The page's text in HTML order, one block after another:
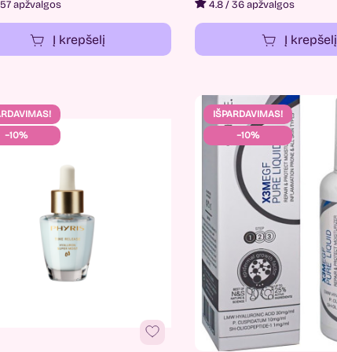
57 apžvalgos
Į krepšelį
4.8/36 apžvalgos
Į krepšelį
−10%
IŠPARDAVIMAS!
−10%